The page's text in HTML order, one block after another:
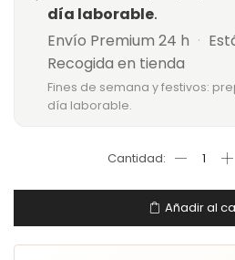
día laborable.
Envío Premium 24 h ·
Recogida en tienda
Fines de semana y festivos:
día laborable.
Añadir al